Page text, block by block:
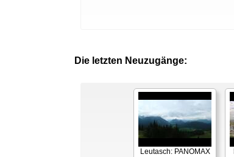
Die letzten Neuzugänge:
Leutasch: PANOMAX